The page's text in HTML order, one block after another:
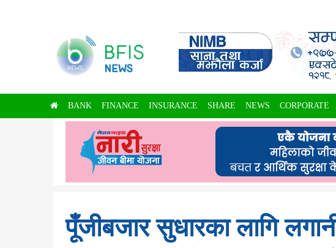
BANK FINANCE INSURANCE SHARE NEWS CORPORATE
पूँजीबजार सुधारका लागि